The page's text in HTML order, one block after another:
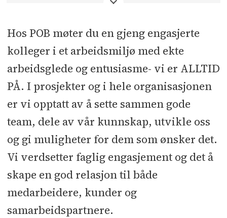
Hos POB møter du en gjeng engasjerte
kolleger i et arbeidsmiljø med ekte
arbeidsglede og entusiasme- vi er ALLTID
PÅ. I prosjekter og i hele organisasjonen
er vi opptatt av å sette sammen gode
team, dele av vår kunnskap, utvikle oss
og gi muligheter for dem som ønsker det.
Vi verdsetter faglig engasjement og det å
skape en god relasjon til både
medarbeidere, kunder og
samarbeidspartnere.